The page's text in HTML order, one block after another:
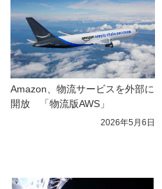
Amazon、物流サービスを外部に
開放　「物流版AWS」
2026年5月6日